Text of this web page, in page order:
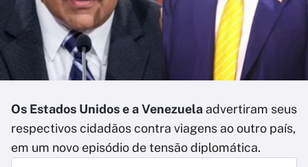
Os Estados Unidos e a Venezuela advertiram seus
respectivos cidadãos contra viagens ao outro país,
em um novo episódio de tensão diplomática.